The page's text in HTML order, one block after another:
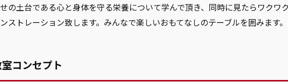
の土台である心と身体を守る栄養について学んで頂き、同時に見たらワクワ
ストレーション致します。みんなで楽しいおもてなしのテーブルを囲みます
コンセプト